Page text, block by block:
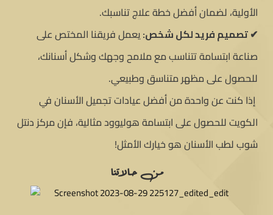
الأولية، لضمان أفضل خطة علاج تناسبك.
✔ تصميم فريد لكل شخص:يعمل فريقنا المختص على
صناعة ابتسامة تتناسب مع ملامح وجهك وشكل أسنانك،
للحصول على مظهر متناسق وطبيعي.
إذا كنت عن واحدة من أفضل عيادات تجميل الأسنان في
الكويت للحصول على ابتسامة هوليوود مثالية، فإن مركز دنتل
شوب لطب الأسنان هو خيارك الأمثل!
من حالاتنا